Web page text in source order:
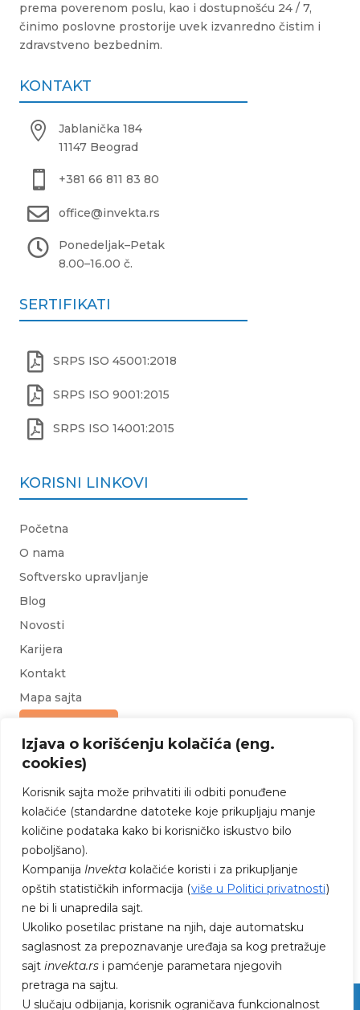
Izjava o korišćenju kolačića (eng.
cookies)
Korisnik sajta može prihvatiti ili odbiti ponuđene
kolačiće (standardne datoteke koje prikupljaju manje
količine podataka kako bi korisničko iskustvo bilo
poboljšano).
Kompanija Invekta kolačiće koristi i za prikupljanje
opštih statističkih informacija (više u Politici privatnosti)
ne bi li unapredila sajt.
Ukoliko posetilac pristane na njih, daje automatsku
saglasnost za prepoznavanje uređaja sa kog pretražuje
sajt invekta.rs i pamćenje parametara njegovih
pretraga na sajtu.
U slučaju odbijanja, korisnik ograničava funkcionalnost
prema poverenom poslu, kao i dostupnošću 24 / 7,
činimo poslovne prostorije uvek izvanredno čistim i
zdravstveno bezbednim.
KONTAKT

Jablanička 184
11147 Beograd
 +381 66 811 83 80
 office@invekta.rs
 Ponedeljak–Petak
8.00–16.00 č.
SERTIFIKATI
 SRPS ISO 45001:2018
 SRPS ISO 9001:2015
 SRPS ISO 14001:2015
KORISNI LINKOVI
Početna
O nama
Softversko upravljanje
Blog
Novosti
Karijera
Kontakt
Mapa sajta
Upit za ponudu
PRATITE NAS NA FEJSBUKU I
INSTAGRAMU